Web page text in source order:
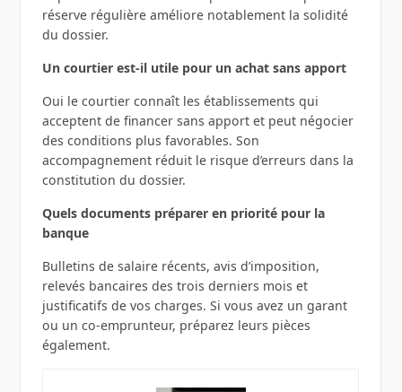
réserve régulière améliore notablement la solidité
du dossier.
Un courtier est-il utile pour un achat sans apport
Oui le courtier connaît les établissements qui
acceptent de financer sans apport et peut négocier
des conditions plus favorables. Son
accompagnement réduit le risque d’erreurs dans la
constitution du dossier.
Quels documents préparer en priorité pour la
banque
Bulletins de salaire récents, avis d’imposition,
relevés bancaires des trois derniers mois et
justificatifs de vos charges. Si vous avez un garant
ou un co-emprunteur, préparez leurs pièces
également.